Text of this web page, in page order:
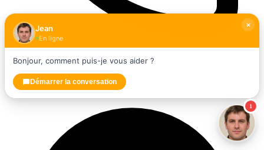
+33662491970
Voir la fiche →
1
Jean
En ligne
Bonjour, comment puis-je vous aider ?
Démarrer la conversation